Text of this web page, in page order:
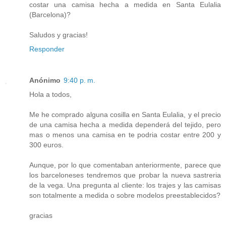
costar una camisa hecha a medida en Santa Eulalia
(Barcelona)?
Saludos y gracias!
Responder
Anónimo 9:40 p. m.
Hola a todos,
Me he comprado alguna cosilla en Santa Eulalia, y el precio
de una camisa hecha a medida dependerá del tejido, pero
mas o menos una camisa en te podria costar entre 200 y
300 euros.
Aunque, por lo que comentaban anteriormente, parece que
los barceloneses tendremos que probar la nueva sastreria
de la vega. Una pregunta al cliente: los trajes y las camisas
son totalmente a medida o sobre modelos preestablecidos?
gracias